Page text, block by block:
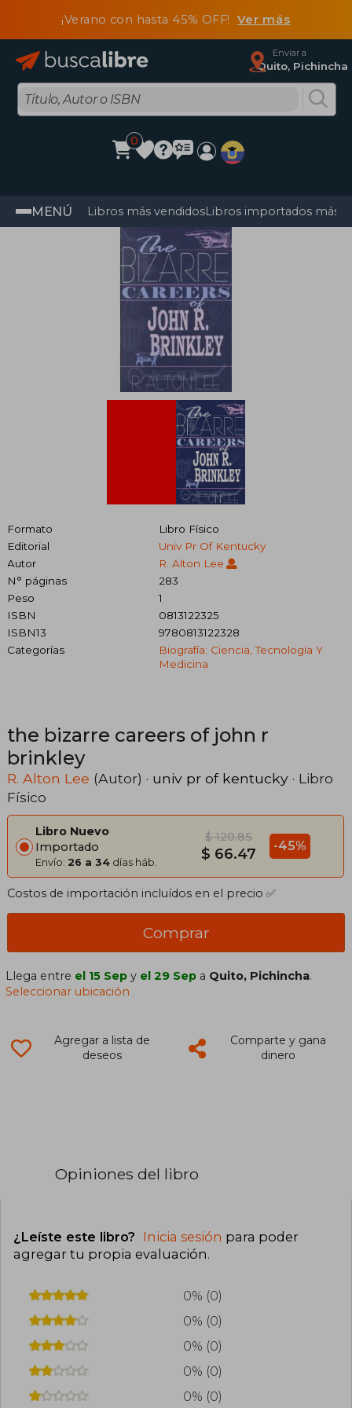
¡Verano con hasta 45% OFF! Ver más
Enviar a
Quito, Pichincha
0
MENÚ Libros más vendidosLibros importados más
Formato
Libro Físico
Editorial
Univ Pr Of Kentucky
Autor
R. Alton Lee
N° páginas
283
Peso
1
ISBN
0813122325
ISBN13
9780813122328
Categorías
Biografía: Ciencia, Tecnología Y
Medicina
the bizarre careers of john r
brinkley
R. Alton Lee (Autor) · univ pr of kentucky · Libro
Físico
Libro Nuevo
Importado
Envío: 26 a 34 días háb.
$ 120.85
$ 66.47 -45%
Costos de importación incluídos en el precio ✅
Comprar
Llega entre el 15 Sep y el 29 Sep a Quito, Pichincha.
Seleccionar ubicación
Agregar a lista de
deseos
Comparte y gana
dinero
Opiniones del libro
¿Leíste este libro? Inicia sesión para poder
agregar tu propia evaluación.
0% (0)
0% (0)
0% (0)
0% (0)
0% (0)